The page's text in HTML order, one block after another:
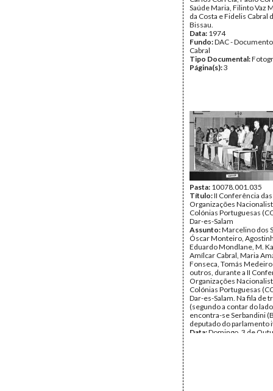
Saúde Maria, Filinto Vaz
da Costa e Fidelis Cabral
Bissau.
Data: 1974
Fundo:DAC -
Cabral
Tipo Documental:
Página(s):3
Pasta: 10078.001.035
Título:II Conferência das
Organizações
Colónias Portuguesas
Dar-es-Salam
Assunto:Marcelino dos
Óscar Monteiro,
Eduardo Mondlane, M.
Amílcar Cabral, Maria
Fonseca, Tomás
outros, durante a II
Organizações
Colónias Portuguesas
Dar-es-Salam. Na fila de
(segundo a contar do
encontra-se Serbandini
deputado do parlamento
Data:Domingo, 3 de